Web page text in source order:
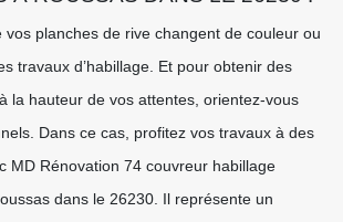
vos planches de rive changent de couleur ou
travaux d’habillage. Et pour obtenir des
la hauteur de vos attentes, orientez-vous
Dans ce cas, profitez vos travaux à des
MD Rénovation 74 couvreur habillage
dans le 26230. Il représente un